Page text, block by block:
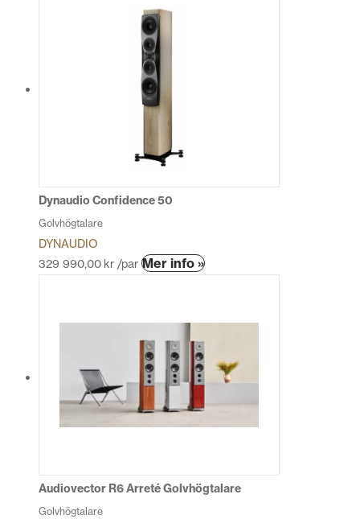
Dynaudio Confidence 50
Golvhögtalare
DYNAUDIO
329 990,00 kr /par Mer info »Den
De
alternativen
kan
produktsidan
Audiovector R6 Arreté Golvhögtalare
Golvhögtalare